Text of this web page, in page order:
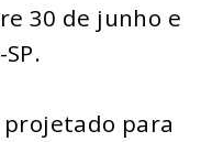
30 de junho e
projetado para